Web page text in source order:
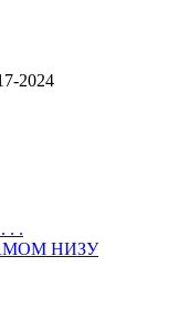
2024
. .
НИЗУ